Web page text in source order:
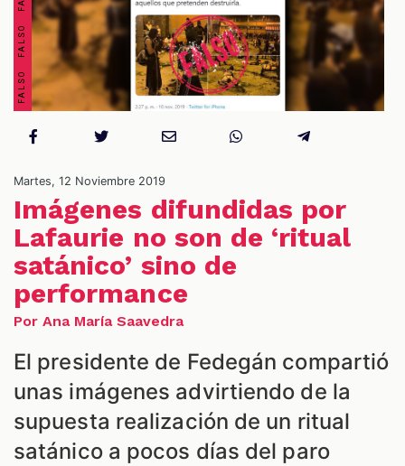
Martes, 12 Noviembre 2019
Imágenes difundidas por
Lafaurie no son de ‘ritual
satánico’ sino de
performance
Por Ana María Saavedra
El presidente de Fedegán compartió
unas imágenes advirtiendo de la
supuesta realización de un ritual
satánico a pocos días del paro